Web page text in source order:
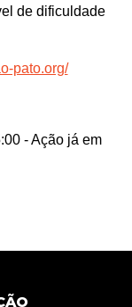
de dificuldade
pato.org/
- Ação já em